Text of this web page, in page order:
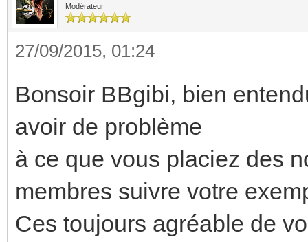
Modérateur
27/09/2015, 01:24
Bonsoir BBgibi, bien
avoir de problème
à ce que vous placiez des
membres suivre votre
Ces toujours agréable de